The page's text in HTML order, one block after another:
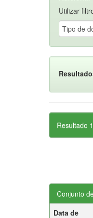
Utilizar
Resultado
Conjunto
Data de